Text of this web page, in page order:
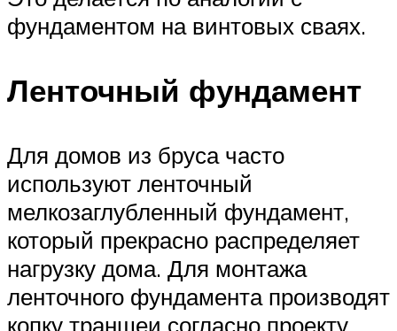
фундаментом на винтовых сваях.
Ленточный фундамент
Для домов из бруса часто
используют ленточный
мелкозаглубленный фундамент,
который прекрасно распределяет
нагрузку дома. Для монтажа
ленточного фундамента производят
копку траншеи согласно проекту